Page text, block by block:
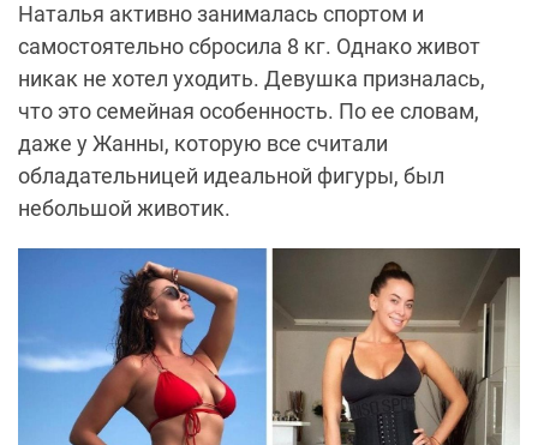
Наталья активно занималась спортом и
самостоятельно сбросила 8 кг. Однако живот
никак не хотел уходить. Девушка призналась,
что это семейная особенность. По ее словам,
даже у Жанны, которую все считали
обладательницей идеальной фигуры, был
небольшой животик.